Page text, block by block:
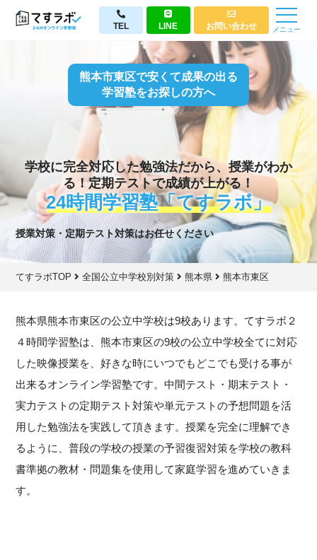
TEL LINE お問い合わせ メニュー
熊本市東区で安くて成果の出る
学習塾をお探しの方へ
学校に完全対応した勉強法だから、授業がわか
る！定期テストで成績が上がる！
24時間学習塾「てすラボ」
授業対策・定期テスト対策はお任せください
てすラボTOP 全国公立中学校別対策 熊本県 熊本市東区
熊本県熊本市東区の公立中学校は9校あります。てすラボ２
４時間学習塾は、熊本市東区の9校の公立中学校全てに対応
した映像授業を、好きな時にいつでもどこでも受ける事が
出来るオンライン学習塾です。中間テスト・期末テスト・
実力テストの定期テスト対策や単元テストの予想問題を活
用した勉強法を実践して頂きます。授業を完全に理解でき
るように、普段の学校の授業の予習復習対策を学校の教科
書準拠の教材・問題集を使用して家庭学習を進めていきま
す。